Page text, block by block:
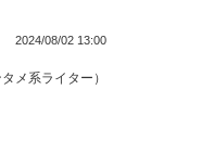
2024/08/02 13:00
メ系ライター）